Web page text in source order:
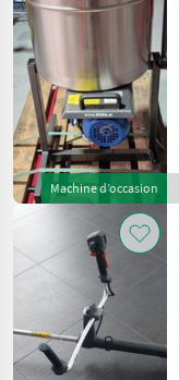
Machine d’occasion